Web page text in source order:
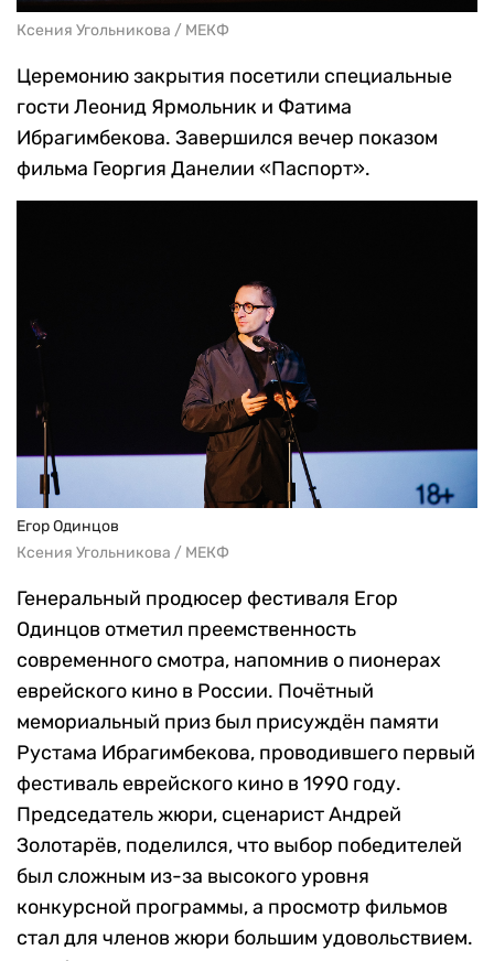
Ксения Угольникова / МЕКФ
Церемонию закрытия посетили специальные
гости Леонид Ярмольник и Фатима
Ибрагимбекова. Завершился вечер показом
фильма Георгия Данелии «Паспорт».
Егор Одинцов
Ксения Угольникова / МЕКФ
Генеральный продюсер фестиваля Егор
Одинцов отметил преемственность
современного смотра, напомнив о пионерах
еврейского кино в России. Почётный
мемориальный приз был присуждён памяти
Рустама Ибрагимбекова, проводившего первый
фестиваль еврейского кино в 1990 году.
Председатель жюри, сценарист Андрей
Золотарёв, поделился, что выбор победителей
был сложным из-за высокого уровня
конкурсной программы, а просмотр фильмов
стал для членов жюри большим удовольствием.